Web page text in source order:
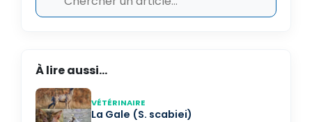
À lire aussi...
VÉTÉRINAIRE
La Gale (S. scabiei)